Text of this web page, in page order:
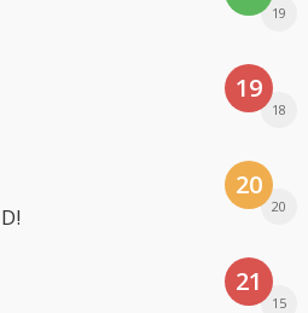
19
19
18
20
20
21
15